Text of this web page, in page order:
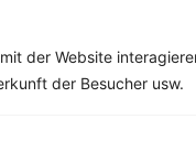
der Website
der Besucher usw.
g